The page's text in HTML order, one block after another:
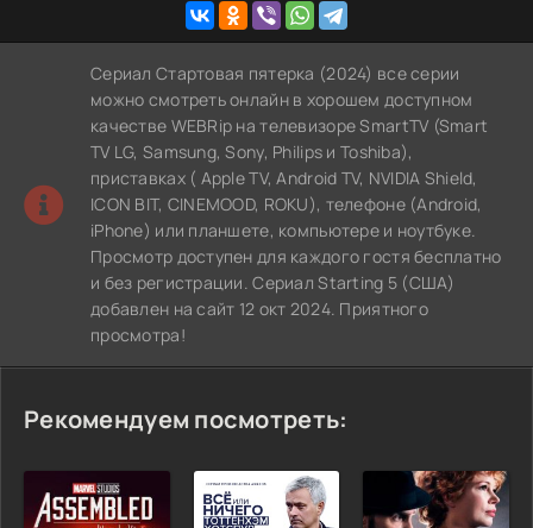
Сериал Стартовая пятерка (2024) все серии
можно смотреть онлайн в хорошем доступном
качестве WEBRip на телевизоре SmartTV (Smart
TV LG, Samsung, Sony, Philips и Toshiba),
приставках ( Apple TV, Android TV, NVIDIA Shield,
ICON BIT, CINEMOOD, ROKU), телефоне (Android,
iPhone) или планшете, компьютере и ноутбуке.
Просмотр доступен для каждого гостя бесплатно
и без регистрации. Сериал Starting 5 (США)
добавлен на сайт 12 окт 2024. Приятного
просмотра!
Рекомендуем посмотреть: